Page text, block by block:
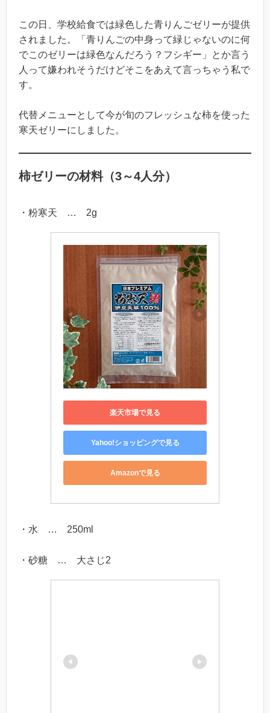
この日、学校給食では緑色した青りんごゼリーが提供
されました。「青りんごの中身って緑じゃないのに何
でこのゼリーは緑色なんだろう？フシギー」とか言う
人って嫌われそうだけどそこをあえて言っちゃう私で
す。
代替メニューとして今が旬のフレッシュな柿を使った
寒天ゼリーにしました。
柿ゼリーの材料（3～4人分）
・粉寒天 … 2g
楽天市場で見る
Yahoo!ショッピングで見る
Amazonで見る
・水 … 250ml
・砂糖 … 大さじ2